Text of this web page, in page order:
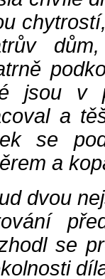
jsou v
a
se
a
dvou
se